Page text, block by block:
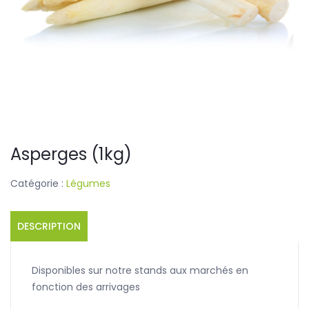
Asperges (1kg)
Catégorie : Légumes
DESCRIPTION
Disponibles sur notre stands aux marchés en
fonction des arrivages